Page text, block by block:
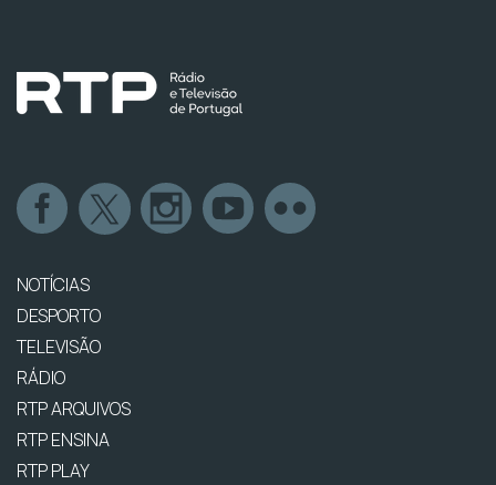
NOTÍCIAS
DESPORTO
TELEVISÃO
RÁDIO
RTP ARQUIVOS
RTP ENSINA
RTP PLAY